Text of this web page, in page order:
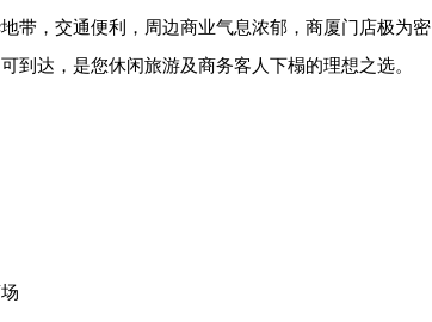
，交通便利，周边商业气息浓郁，商厦门店极为密
到达，是您休闲旅游及商务客人下榻的理想之选。